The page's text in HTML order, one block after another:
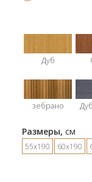
Дуб
зебрано
Размеры, см
55х190 60х190